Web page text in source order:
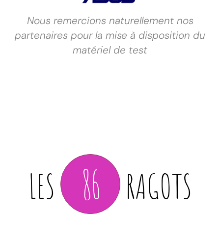
Nous remercions naturellement nos
partenaires pour la mise à disposition du
matériel de test
LES 86 RAGOTS